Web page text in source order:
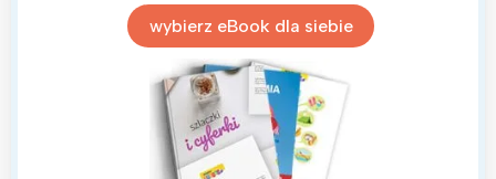
wybierz eBook dla siebie